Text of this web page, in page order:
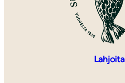
Lahjoita